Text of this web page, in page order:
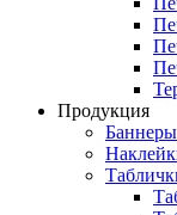
Продукция
Баннеры